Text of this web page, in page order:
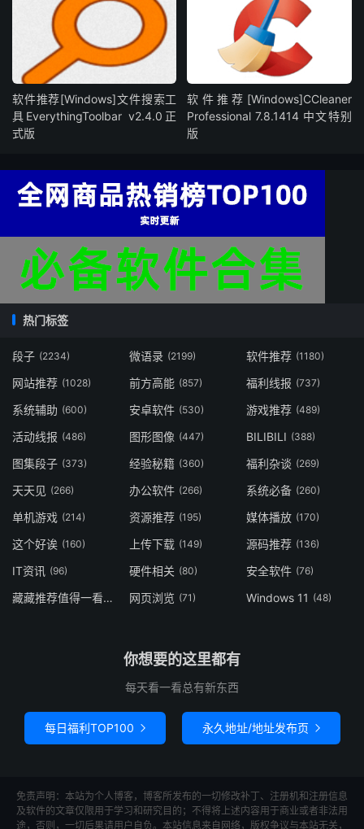
软件推荐[Windows]文件搜索工
具EverythingToolbar v2.4.0正
式版
软件推荐[Windows]CCleaner
Professional 7.8.1414 中文特别
版
热门标签
段子 (2234) 微语录 (2199) 软件推荐 (1180)
网站推荐 (1028) 前方高能 (857) 福利线报 (737)
系统辅助 (600) 安卓软件 (530) 游戏推荐 (489)
活动线报 (486) 图形图像 (447) BILIBILI (388)
图集段子 (373) 经验秘籍 (360) 福利杂谈 (269)
天天见 (266) 办公软件 (266) 系统必备 (260)
单机游戏 (214) 资源推荐 (195) 媒体播放 (170)
这个好诶 (160) 上传下载 (149) 源码推荐 (136)
IT资讯 (96) 硬件相关 (80) 安全软件 (76)
藏藏推荐值得一看 网页浏览 (71) Windows 11 (48)
你想要的这里都有
每天看一看总有新东西
每日福利TOP100  永久地址/地址发布页 
免责声明：本站为个人博客，博客所发布的一切修改补丁、注册机和注册信息
及软件的文章仅限用于学习和研究目的；不得将上述内容用于商业或者非法用
途，否则，一切后果请用户自负。本站信息来自网络，版权争议与本站无关，